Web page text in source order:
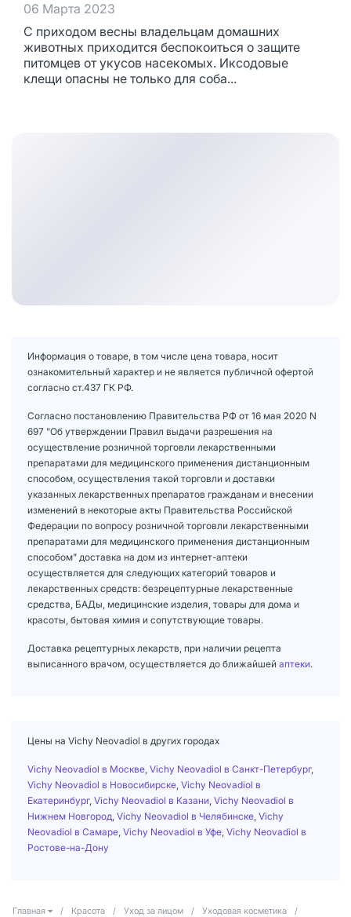
06 Марта 2023
С приходом весны владельцам домашних
животных приходится беспокоиться о защите
питомцев от укусов насекомых. Иксодовые
клещи опасны не только для соба...
Информация о товаре, в том числе цена товара, носит
ознакомительный характер и не является публичной офертой
согласно ст.437 ГК РФ.
Согласно постановлению Правительства РФ от 16 мая 2020 N
697 "Об утверждении Правил выдачи разрешения на
осуществление розничной торговли лекарственными
препаратами для медицинского применения дистанционным
способом, осуществления такой торговли и доставки
указанных лекарственных препаратов гражданам и внесении
изменений в некоторые акты Правительства Российской
Федерации по вопросу розничной торговли лекарственными
препаратами для медицинского применения дистанционным
способом" доставка на дом из интернет-аптеки
осуществляется для следующих категорий товаров и
лекарственных средств: безрецептурные лекарственные
средства, БАДы, медицинские изделия, товары для дома и
красоты, бытовая химия и сопутствующие товары.
Доставка рецептурных лекарств, при наличии рецепта
выписанного врачом, осуществляется до ближайшей аптеки.
Цены на Vichy Neovadiol в других городах
Vichy Neovadiol в Москве Vichy Neovadiol в Санкт-Петербург,
Vichy Neovadiol в Новосибирске Vichy Neovadiol в
Екатеринбург, Vichy Neovadiol в Казани Vichy Neovadiol в
Нижнем Новгород Vichy Neovadiol в Челябинске Vichy
Neovadiol в Самаре Vichy Neovadiol в Уфе Vichy Neovadiol в
Ростове-на-Дону
Главная / Красота / Уход за лицом / Уходовая косметика
/